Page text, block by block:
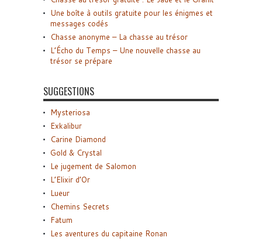
Une boîte à outils gratuite pour les énigmes et
messages codés
Chasse anonyme – La chasse au trésor
L’Écho du Temps – Une nouvelle chasse au
trésor se prépare
SUGGESTIONS
Mysteriosa
Exkalibur
Carine Diamond
Gold & Crystal
Le jugement de Salomon
L’Elixir d’Or
Lueur
Chemins Secrets
Fatum
Les aventures du capitaine Ronan